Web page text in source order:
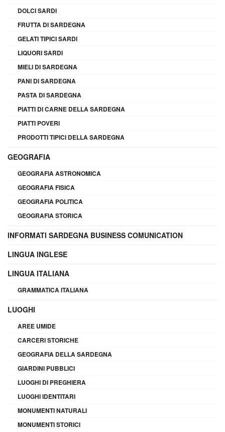
DOLCI SARDI
FRUTTA DI SARDEGNA
GELATI TIPICI SARDI
LIQUORI SARDI
MIELI DI SARDEGNA
PANI DI SARDEGNA
PASTA DI SARDEGNA
PIATTI DI CARNE DELLA SARDEGNA
PIATTI POVERI
PRODOTTI TIPICI DELLA SARDEGNA
GEOGRAFIA
GEOGRAFIA ASTRONOMICA
GEOGRAFIA FISICA
GEOGRAFIA POLITICA
GEOGRAFIA STORICA
INFORMATI SARDEGNA BUSINESS COMUNICATION
LINGUA INGLESE
LINGUA ITALIANA
GRAMMATICA ITALIANA
LUOGHI
AREE UMIDE
CARCERI STORICHE
GEOGRAFIA DELLA SARDEGNA
GIARDINI PUBBLICI
LUOGHI DI PREGHIERA
LUOGHI IDENTITARI
MONUMENTI NATURALI
MONUMENTI STORICI